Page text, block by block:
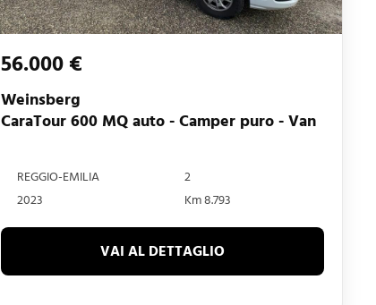
56.000 €
Weinsberg
CaraTour 600 MQ auto - Camper puro - Van
REGGIO-EMILIA
2
2023
Km 8.793
VAI AL DETTAGLIO